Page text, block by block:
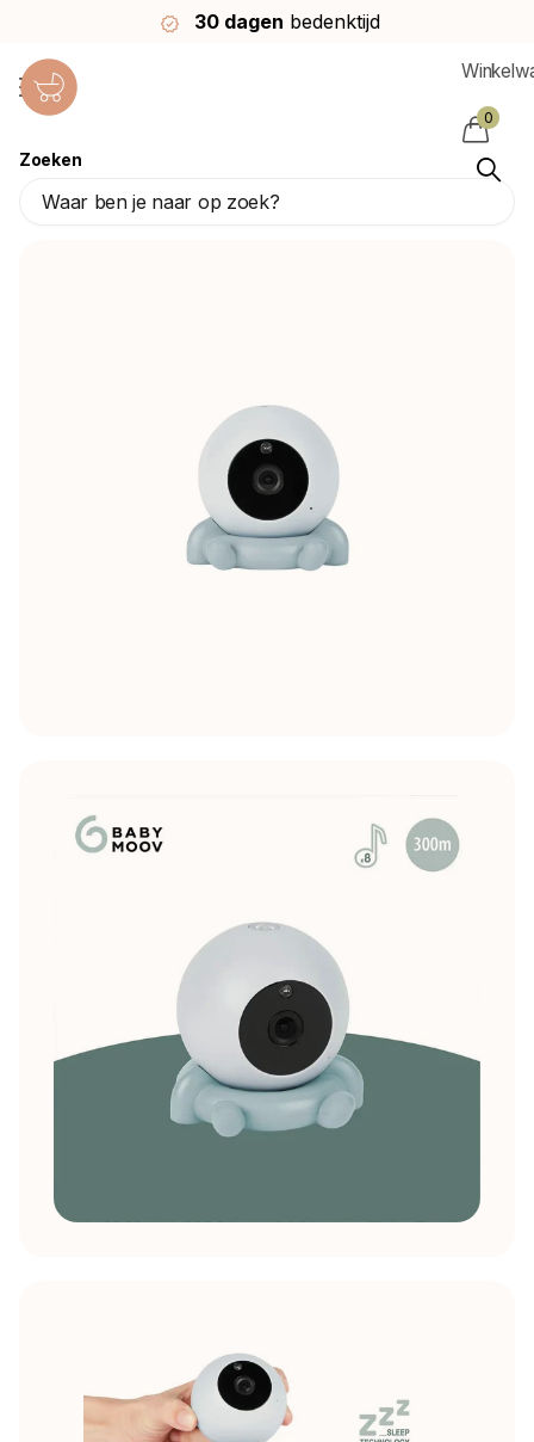
30 dagen bedenktijd
Zoeken
0
Babymoov Babycamera Yoo-Roll
Babymoov